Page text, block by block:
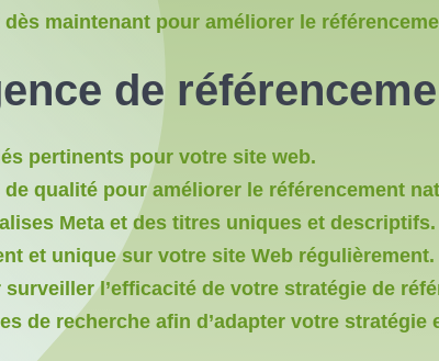
maintenant pour améliorer le
de
pertinents pour votre site web.
qualité pour améliorer le référencement
Meta et des titres uniques et descriptifs.
et unique sur votre site Web régulièrement.
l’efficacité de votre stratégie de
de recherche afin d’adapter votre stratégie